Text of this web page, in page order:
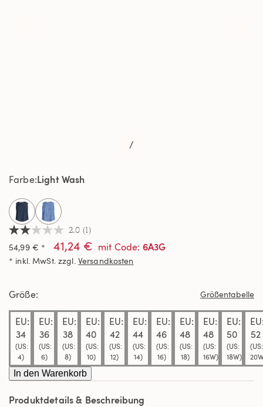
/
2.0
von
5
Sternen,
Bewertung.
Read
a
Review.
Link
auf
derselben
Seite.
2.0 (1)
54,99 € * 41,24 € mit Code: 6A3G
* inkl. MwSt. zzgl. Versandkosten
Farbe Light Wash
selected
Größe Größentabelle
EU:
34
(US:
4)
EU:
36
(US:
6)
EU:
38
(US:
8)
EU:
40
(US:
10)
EU:
42
(US:
12)
EU:
44
(US:
14)
EU:
46
(US:
16)
EU:
48
(US:
18)
EU:
48
(US:
16W)
EU:
50
(US:
18W)
52
(US:
In den Warenkorb
Produktdetails & Beschreibung